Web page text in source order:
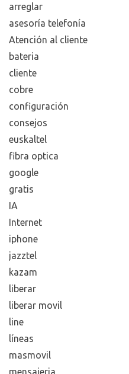
arreglar
asesoría telefonía
Atención al cliente
bateria
cliente
cobre
configuración
consejos
euskaltel
fibra optica
google
gratis
IA
Internet
iphone
jazztel
kazam
liberar
liberar movil
line
líneas
masmovil
mensajeria